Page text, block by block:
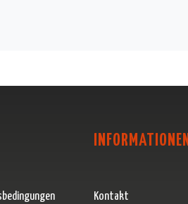
INFORMATIONEN
Kontakt